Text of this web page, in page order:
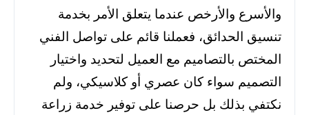
والأسرع والأرخص عندما يتعلق الأمر بخدمة
تنسيق الحدائق، فعملنا قائم على تواصل الفني
المختص بالتصاميم مع العميل لتحديد واختيار
التصميم سواء كان عصري أو كلاسيكي، ولم
نكتفي بذلك بل حرصنا على توفير خدمة زراعة